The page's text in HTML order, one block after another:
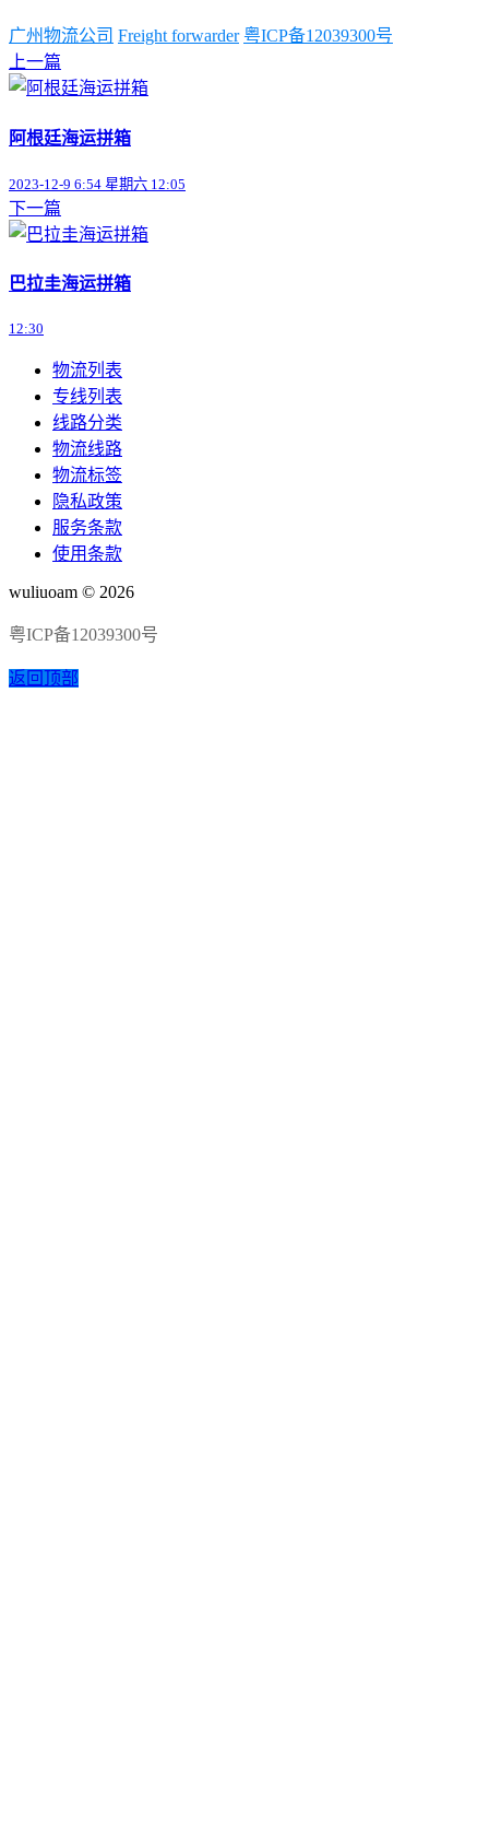
广州物流公司 Freight forwarder 粤ICP备12039300号
上一篇
阿根廷海运拼箱
2023-12-9 6:54 星期六 12:05
下一篇
巴拉圭海运拼箱
12:30
物流列表
专线列表
线路分类
物流线路
物流标签
隐私政策
服务条款
使用条款
wuliuoam © 2026
粤ICP备12039300号
返回顶部